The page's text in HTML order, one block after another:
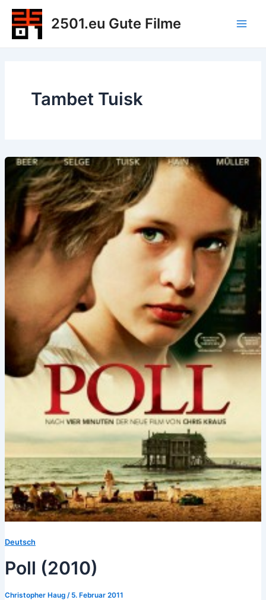
Zum
Inhalt
springen
2501.eu Gute Filme
Tambet Tuisk
Deutsch
Poll (2010)
Christopher Haug / 5. Februar 2011